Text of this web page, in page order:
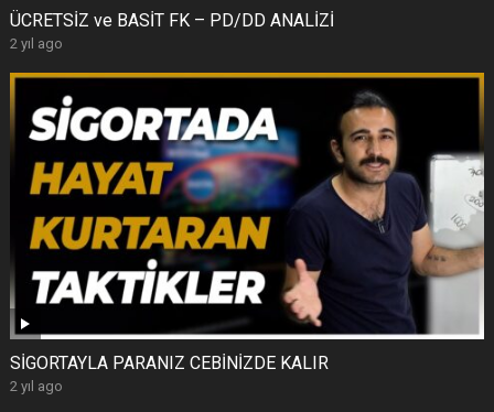
ÜCRETSİZ ve BASİT FK – PD/DD ANALİZİ
2 yıl ago
SİGORTAYLA PARANIZ CEBİNİZDE KALIR
2 yıl ago